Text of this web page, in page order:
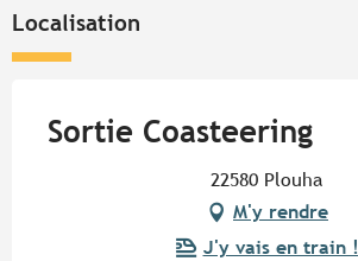
Localisation
Sortie Coasteering
22580 Plouha
M'y rendre
J'y vais en train !